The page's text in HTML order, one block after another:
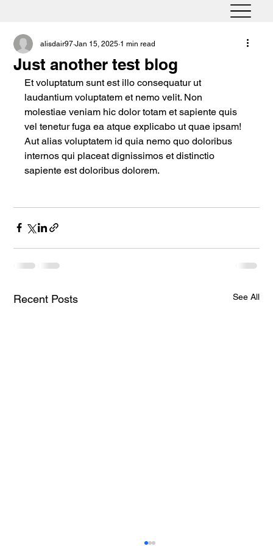
Just another test blog
alisdair97 Jan 15, 2025 1 min read
Et voluptatum sunt est illo consequatur ut
laudantium voluptatem et nemo velit. Non
molestiae veniam hic dolor totam et sapiente quis
vel tenetur fuga ea atque explicabo ut quae ipsam!
Aut alias voluptatem id quia nemo quo doloribus
internos qui placeat dignissimos et distinctio
sapiente est doloribus dolorem.
Recent Posts See All